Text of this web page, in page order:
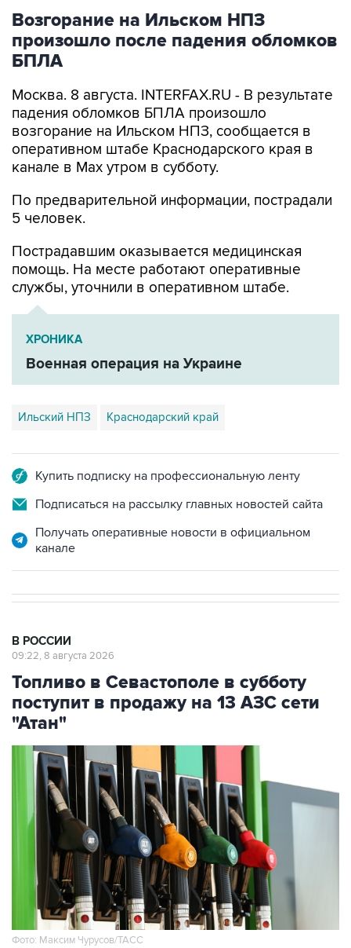
Возгорание на Ильском НПЗ
произошло после падения обломков
БПЛА
Москва. 8 августа. INTERFAX.RU - В результате
падения обломков БПЛА произошло
возгорание на Ильском НПЗ, сообщается в
оперативном штабе Краснодарского края в
канале в Max утром в субботу.
По предварительной информации, пострадали
5 человек.
Пострадавшим оказывается медицинская
помощь. На месте работают оперативные
службы, уточнили в оперативном штабе.
ХРОНИКА
Военная операция на Украине
Ильский НПЗ Краснодарский край
Купить подписку на профессиональную ленту
Подписаться на рассылку главных новостей сайта
Получать оперативные новости в официальном
канале
В РОССИИ
09:22, 8 августа 2026
Топливо в Севастополе в субботу
поступит в продажу на 13 АЗС сети
"Атан"
Фото: Максим Чурусов/ТАСС